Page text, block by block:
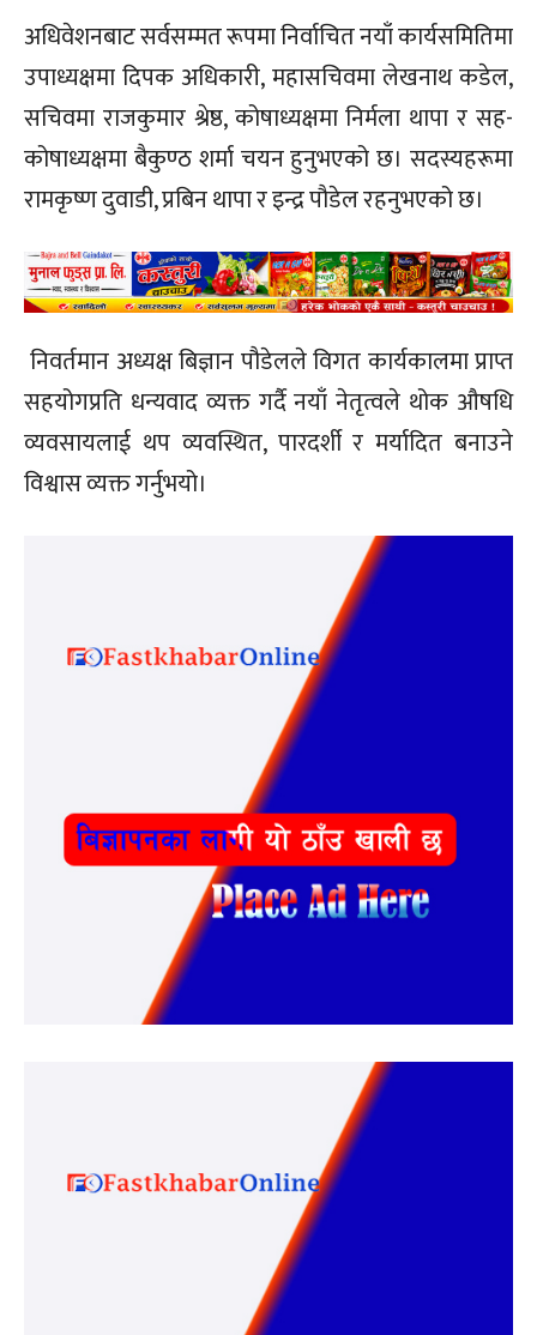
अधिवेशनबाट सर्वसम्मत रूपमा निर्वाचित नयाँ कार्यसमितिमा
उपाध्यक्षमा दिपक अधिकारी, महासचिवमा लेखनाथ कडेल,
सचिवमा राजकुमार श्रेष्ठ, कोषाध्यक्षमा निर्मला थापा र सह-
कोषाध्यक्षमा बैकुण्ठ शर्मा चयन हुनुभएको छ। सदस्यहरूमा
रामकृष्ण दुवाडी, प्रबिन थापा र इन्द्र पौडेल रहनुभएको छ।
निवर्तमान अध्यक्ष बिज्ञान पौडेलले विगत कार्यकालमा प्राप्त
सहयोगप्रति धन्यवाद व्यक्त गर्दै नयाँ नेतृत्वले थोक औषधि
व्यवसायलाई थप व्यवस्थित, पारदर्शी र मर्यादित बनाउने
विश्वास व्यक्त गर्नुभयो।